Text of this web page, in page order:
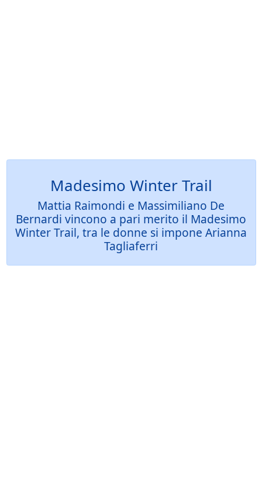
Madesimo Winter Trail
Mattia Raimondi e Massimiliano De
Bernardi vincono a pari merito il Madesimo
Winter Trail, tra le donne si impone Arianna
Tagliaferri